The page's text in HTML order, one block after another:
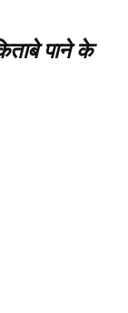
पाने के